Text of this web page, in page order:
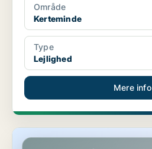
Område
Kerteminde
Type
Lejlighed
Mere info
Lejlighed i Bogense